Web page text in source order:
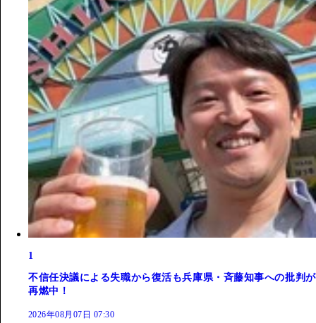
1
不信任決議による失職から復活も兵庫県・斉藤知事への批判が
再燃中！
2026年08月07日 07:30